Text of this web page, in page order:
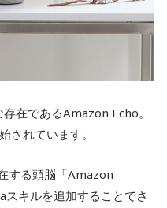
在であるAmazon Echo。
されています。
する頭脳「Amazon
キルを追加することでさ